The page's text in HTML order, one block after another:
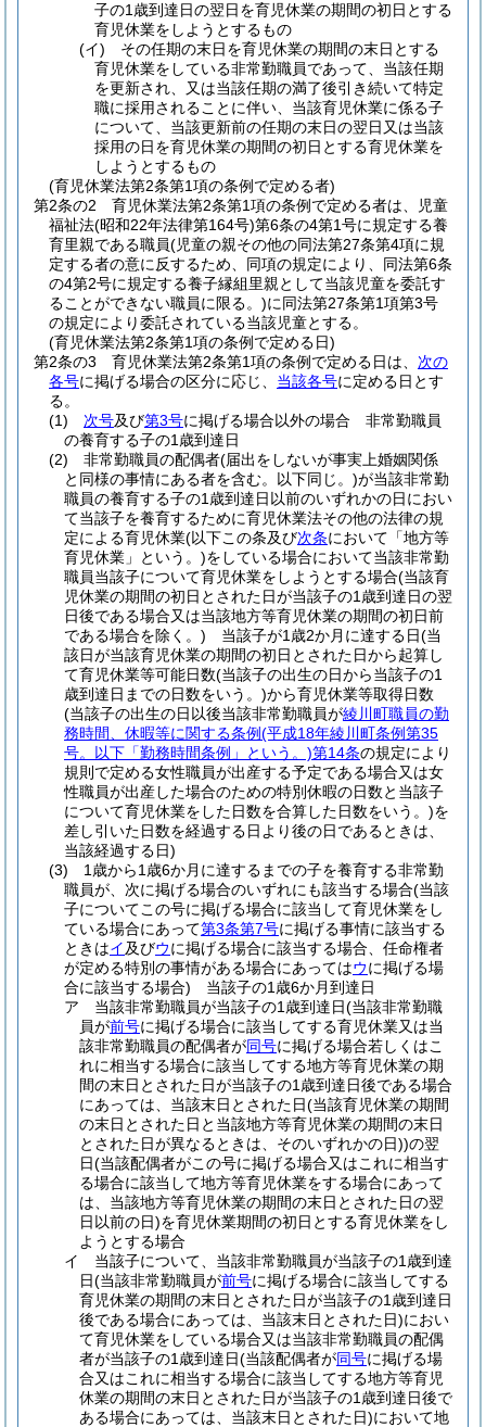
子の1歳到達日の翌日を育児休業の期間の初日とする
育児休業をしようとするもの
(イ)
その任期の末日を育児休業の期間の末日とする
育児休業をしている非常勤職員であって、当該任期
を更新され、又は当該任期の満了後引き続いて特定
職に採用されることに伴い、当該育児休業に係る子
について、当該更新前の任期の末日の翌日又は当該
採用の日を育児休業の期間の初日とする育児休業を
しようとするもの
(育児休業法第2条第1項の条例で定める者)
第2条の2
育児休業法第2条第1項の条例で定める者は、児童
福祉法(昭和22年法律第164号)第6条の4第1号に規定する養
育里親である職員(児童の親その他の同法第27条第4項に規
定する者の意に反するため、同項の規定により、同法第6条
の4第2号に規定する養子縁組里親として当該児童を委託す
ることができない職員に限る。)に同法第27条第1項第3号
の規定により委託されている当該児童とする。
(育児休業法第2条第1項の条例で定める日)
第2条の3
育児休業法第2条第1項の条例で定める日は、 次の
各号に掲げる場合の区分に応じ、 当該各号に定める日とす
る。
(1)
次号及び第3号に掲げる場合以外の場合 非常勤職員
の養育する子の1歳到達日
(2)
非常勤職員の配偶者(届出をしないが事実上婚姻関係
と同様の事情にある者を含む。以下同じ。)が当該非常勤
職員の養育する子の1歳到達日以前のいずれかの日におい
て当該子を養育するために育児休業法その他の法律の規
定による育児休業(以下この条及び次条において「地方等
育児休業」という。)をしている場合において当該非常勤
職員当該子について育児休業をしようとする場合(当該育
児休業の期間の初日とされた日が当該子の1歳到達日の翌
日後である場合又は当該地方等育児休業の期間の初日前
である場合を除く。) 当該子が1歳2か月に達する日(当
該日が当該育児休業の期間の初日とされた日から起算し
て育児休業等可能日数(当該子の出生の日から当該子の1
歳到達日までの日数をいう。)から育児休業等取得日数
(当該子の出生の日以後当該非常勤職員が綾川町職員の勤
務時間、休暇等に関する条例(平成18年綾川町条例第35
号。以下「勤務時間条例」という。)第14条の規定により
規則で定める女性職員が出産する予定である場合又は女
性職員が出産した場合のための特別休暇の日数と当該子
について育児休業をした日数を合算した日数をいう。)を
差し引いた日数を経過する日より後の日であるときは、
当該経過する日)
(3)
1歳から1歳6か月に達するまでの子を養育する非常勤
職員が、次に掲げる場合のいずれにも該当する場合(当該
子についてこの号に掲げる場合に該当して育児休業をし
ている場合にあって第3条第7号に掲げる事情に該当する
ときはイ及びウに掲げる場合に該当する場合、任命権者
が定める特別の事情がある場合にあってはウに掲げる場
合に該当する場合) 当該子の1歳6か月到達日
ア
当該非常勤職員が当該子の1歳到達日(当該非常勤職
員が前号に掲げる場合に該当してする育児休業又は当
該非常勤職員の配偶者が同号に掲げる場合若しくはこ
れに相当する場合に該当してする地方等育児休業の期
間の末日とされた日が当該子の1歳到達日後である場合
にあっては、当該末日とされた日(当該育児休業の期間
の末日とされた日と当該地方等育児休業の期間の末日
とされた日が異なるときは、そのいずれかの日))の翌
日(当該配偶者がこの号に掲げる場合又はこれに相当す
る場合に該当して地方等育児休業をする場合にあって
は、当該地方等育児休業の期間の末日とされた日の翌
日以前の日)を育児休業期間の初日とする育児休業をし
ようとする場合
イ
当該子について、当該非常勤職員が当該子の1歳到達
日(当該非常勤職員が前号に掲げる場合に該当してする
育児休業の期間の末日とされた日が当該子の1歳到達日
後である場合にあっては、当該末日とされた日)におい
て育児休業をしている場合又は当該非常勤職員の配偶
者が当該子の1歳到達日(当該配偶者が同号に掲げる場
合又はこれに相当する場合に該当してする地方等育児
休業の期間の末日とされた日が当該子の1歳到達日後で
ある場合にあっては、当該末日とされた日)において地